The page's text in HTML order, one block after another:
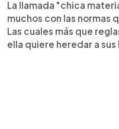
La llamada "chica
muchos con las normas
Las cuales más que
ella quiere heredar a sus